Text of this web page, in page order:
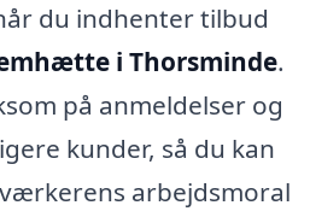
du indhenter tilbud
i Thorsminde.
på anmeldelser og
kunder, så du kan
arbejdsmoral